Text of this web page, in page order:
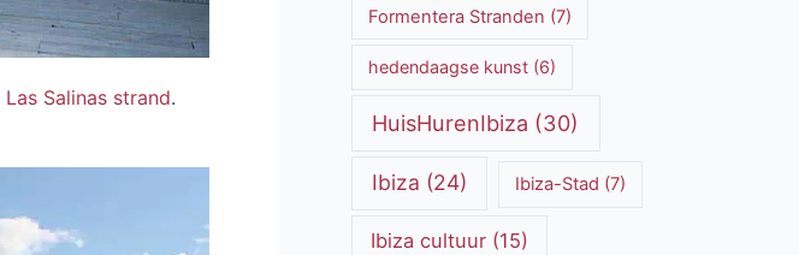
Las Salinas strand.
Formentera Stranden (7)
hedendaagse kunst(6)
HuisHurenIbiza (30)
Ibiza (24) Ibiza-Stad (7)
Ibiza cultuur(15)